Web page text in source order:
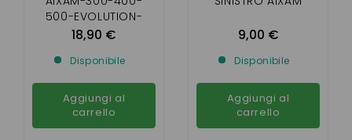
500-EVOLUTION-
MINIVAN-PICK-UP-
18,90 €
Disponibile
Aggiungi al
carrello
9,00 €
Disponibile
Aggiungi al
carrello